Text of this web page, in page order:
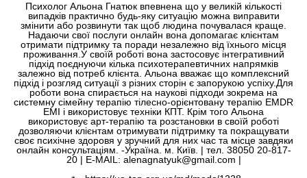
Психолог Альона Гнатюк впевнена що у великій кількості
випадків практично будь-яку ситуацію можна виправити
змінити або розвинути так щоб людина почувалася краще.
Надаючи свої послуги онлайн вона допомагає клієнтам
отримати підтримку та поради незалежно від їхнього місця
проживання.У своїй роботі вона застосовує інтегративний
підхід поєднуючи кілька психотерапевтичних напрямків
залежно від потреб клієнта. Альона вважає що комплексний
підхід і розгляд ситуації з різних сторін є запорукою успіху.Для
роботи вона спирається на наукові підходи зокрема на
системну сімейну терапію тілесно-орієнтовану терапію EMDR
EMI і використовує техніки КПТ. Крім того Альона
використовує арт-терапію та розстановки в своїй роботі
дозволяючи клієнтам отримувати підтримку та покращувати
своє психічне здоровя у зручний для них час та місце завдяки
онлайн консультаціям. -Україна. м. Київ. | тел. 38050 20-817-
20 | E-MAIL: alenagnatyuk@gmail.com |